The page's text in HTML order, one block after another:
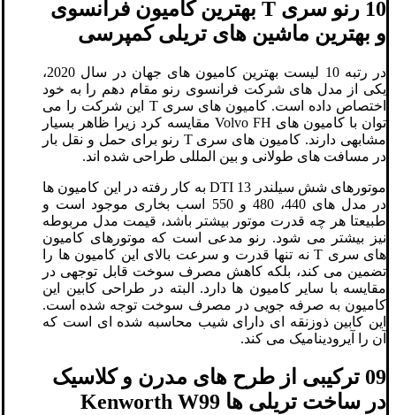
10 رنو سری T بهترین کامیون فرانسوی
و بهترین ماشین های تریلی کمپرسی
در رتبه 10 لیست بهترین کامیون های جهان در سال 2020،
یکی از مدل های شرکت فرانسوی رنو مقام دهم را به خود
اختصاص داده است. کامیون های سری T این شرکت را می
توان با کامیون های Volvo FH مقایسه کرد زیرا ظاهر بسیار
مشابهی دارند. کامیون های سری T رنو برای حمل و نقل بار
در مسافت های طولانی و بین المللی طراحی شده اند.
موتورهای شش سیلندر DTI 13 به کار رفته در این کامیون ها
در مدل های 440، 480 و 550 اسب بخاری موجود است و
طبیعتا هر چه قدرت موتور بیشتر باشد، قیمت مدل مربوطه
نیز بیشتر می شود. رنو مدعی است که موتورهای کامیون
های سری T نه تنها قدرت و سرعت بالای این کامیون ها را
تضمین می کند، بلکه کاهش مصرف سوخت قابل توجهی در
مقایسه با سایر کامیون ها دارد. البته در طراحی کابین این
کامیون به صرفه جویی در مصرف سوخت توجه شده است.
این کابین ذوزنقه ای دارای شیب محاسبه شده ای است که
آن را آیرودینامیک می کند.
09 ترکیبی از طرح های مدرن و کلاسیک
در ساخت تریلی ها Kenworth W99